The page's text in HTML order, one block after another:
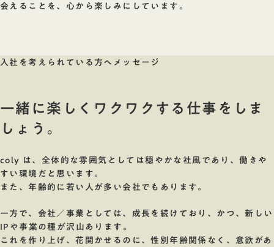
会えることを、心から楽しみにしています。
入社を考えられている方へメッセージ
一緒に楽しくワクワクする仕事をしま
しょう。
coly は、全体的な雰囲気としては穏やかな社風であり、働きや
すい環境だと思います。
また、年齢的に若い人が多い会社でもあります。
一方で、会社／事業としては、成長を続けており、かつ、新しい
IPや事業の種が沢山あります。
これを作り上げ、花開かせるのに、性別年齢関係なく、意欲があ